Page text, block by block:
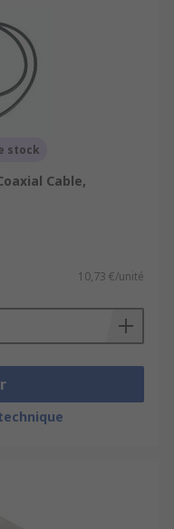
stock
Cable,
10,73 €/unité